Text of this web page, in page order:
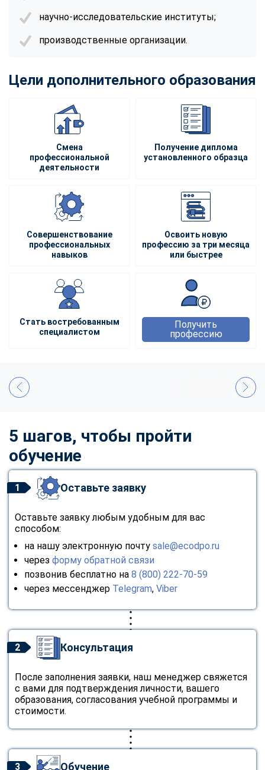
научно-исследовательские институты;
производственные организации.
Цели дополнительного образования
Смена
профессиональной
деятельности
Получение диплома
установленного образца
Совершенствование
профессиональных
навыков
Освоить новую
профессию за три месяца
или быстрее
Стать востребованным
специалистом
Получить
профессию
5 шагов, чтобы пройти
обучение
1 Оставьте заявку
Оставьте заявку любым удобным для вас
способом:
на нашу электронную почту sale@ecodpo.ru
через форму обратной связи
позвонив бесплатно на 8 (800) 222-70-59
через мессенджер Telegram, Viber
2 Консультация
После заполнения заявки, наш менеджер свяжется
с вами для подтверждения личности, вашего
образования, согласования учебной программы и
стоимости.
3 Обучение